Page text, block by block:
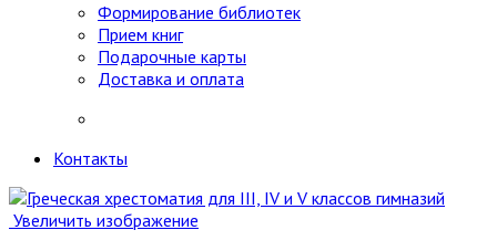
Формирование библиотек
Прием книг
Подарочные карты
Доставка и оплата
Контакты
Увеличить изображение